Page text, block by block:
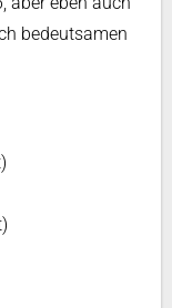
bedeutsamen